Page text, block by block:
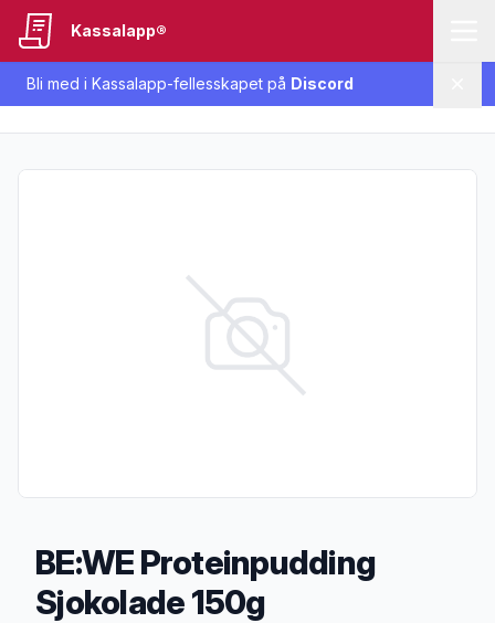
Bli med i Kassalapp-fellesskapet på Discord
Kassalapp®
BE:WE Proteinpudding
Sjokolade 150g